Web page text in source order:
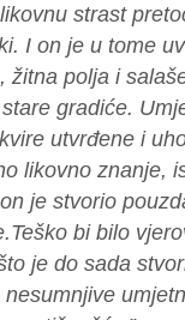
strast
I on je u tome
žitna polja i
gradiće.
utvrđene i
likovno znanje,
je stvorio
bi bilo
je do sada